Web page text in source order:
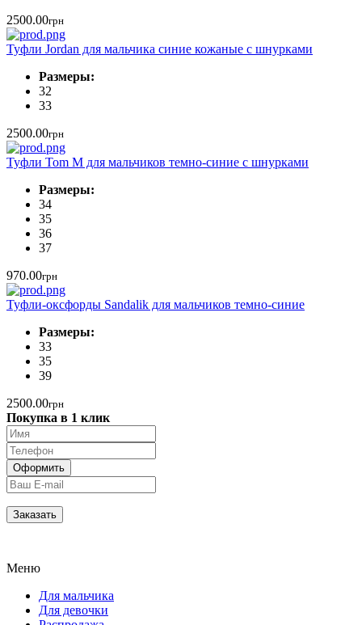
2500.00грн
Туфли Jordan для мальчика синие кожаные с шнурками
Размеры:
32
33
2500.00грн
Туфли Tom M для мальчиков темно-синие с шнурками
Размеры:
34
35
36
37
970.00грн
Туфли-оксфорды Sandalik для мальчиков темно-синие
Размеры:
33
35
39
2500.00грн
Покупка в 1 клик
Меню
Для мальчика
Для девочки